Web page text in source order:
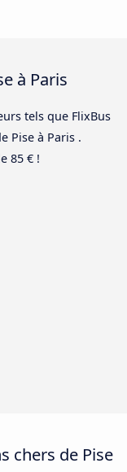
à Paris
tels que FlixBus
Pise à Paris .
85 € !
chers de Pise